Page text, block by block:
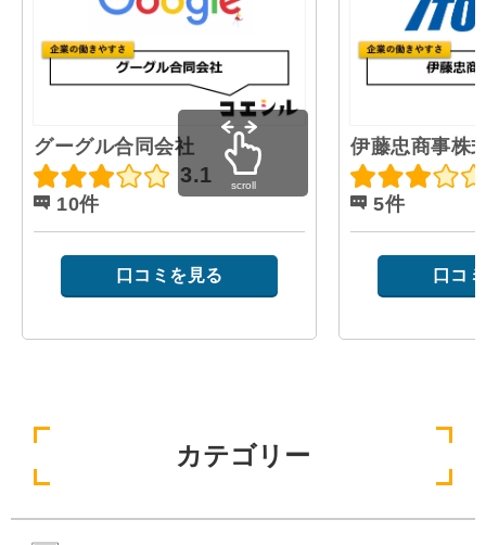
グーグル合同会社
3.1
10件
口コミを見る
伊藤忠商事株
5件
口コ
scroll
カテゴリー